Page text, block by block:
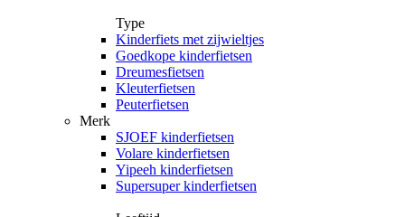
Type
Kinderfiets met zijwieltjes
Goedkope kinderfietsen
Dreumesfietsen
Kleuterfietsen
Peuterfietsen
Merk
SJOEF kinderfietsen
Volare kinderfietsen
Yipeeh kinderfietsen
Supersuper kinderfietsen